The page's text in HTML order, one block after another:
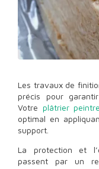
Les travaux de
précis pour
Votre plâtrier
optimal en
support.
La protection et
passent par un